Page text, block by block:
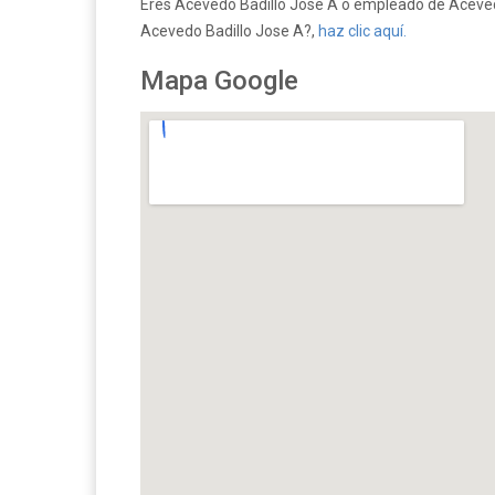
Eres Acevedo Badillo Jose A o empleado de
Acevedo Badillo Jose A?, haz clic aquí.
Mapa Google